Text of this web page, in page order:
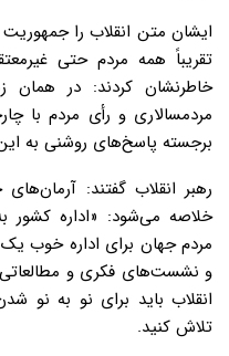
ایشان متن انقلاب را جمهوریت
تقریباً همه مردم حتی
خاطرنشان کردند: در همان
مردمسالاری و رأی مردم با
برجسته پاسخ‌های روشنی به
رهبر انقلاب گفتند:
خلاصه می‌شود: «اداره کشور
مردم جهان برای اداره خوب
و نشست‌های فکری و مطالعاتی
انقلاب باید برای نو به نو
تلاش کنید.